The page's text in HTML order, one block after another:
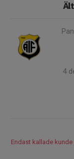
4
Endast kallade